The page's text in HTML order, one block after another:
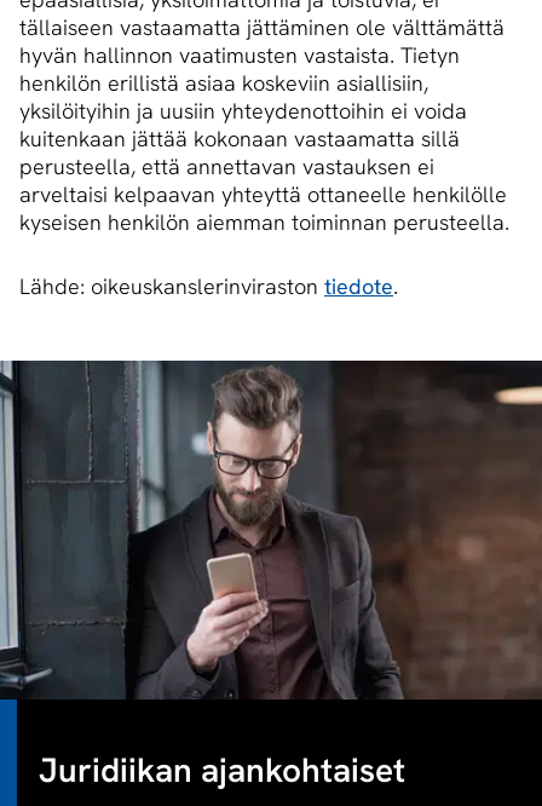
tällaiseen vastaamatta jättäminen ole välttämättä
hyvän hallinnon vaatimusten vastaista. Tietyn
henkilön erillistä asiaa koskeviin asiallisiin,
yksilöityihin ja uusiin yhteydenottoihin ei voida
kuitenkaan jättää kokonaan vastaamatta sillä
perusteella, että annettavan vastauksen ei
arveltaisi kelpaavan yhteyttä ottaneelle henkilölle
kyseisen henkilön aiemman toiminnan perusteella.
Lähde: oikeuskanslerinviraston tiedote.
Juridiikan ajankohtaiset